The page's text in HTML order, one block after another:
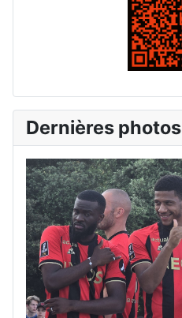
Dernières photos